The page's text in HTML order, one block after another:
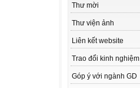
Thư mời
Thư viện ảnh
Liên kết website
Trao đổi kinh nghiệm
Góp ý với ngành GD